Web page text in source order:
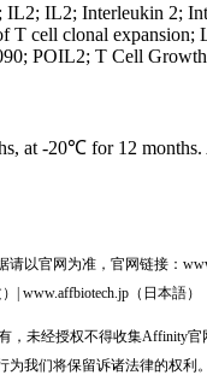
IL2; Interleukin 2;
T cell clonal expansion;
POIL2; T Cell
at -20℃ for 12
以官网为准，官网链接：
| www.affbiotech.jp（日本語）
，未经授权不得收集Affinity官
我们将保留诉诸法律的权利。